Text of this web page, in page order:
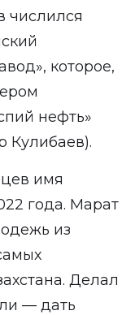
числился
которое,
нефть»
Кулибаев).
имя
года. Марат
из
Делал
— дать